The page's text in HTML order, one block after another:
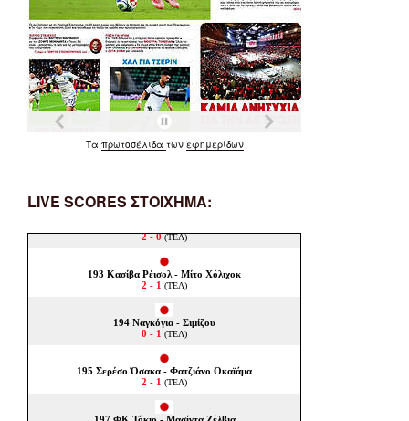
Τα πρωτοσέλιδα των εφημερίδων
LIVE SCORES ΣΤΟΙΧΗΜΑ: